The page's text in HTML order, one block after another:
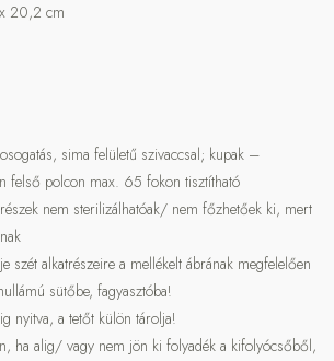
20,2 cm
sima felületű szivaccsal; kupak –
felső polcon max. 65 fokon tisztítható
nem sterilizálhatóak/ nem főzhetőek ki, mert
szét alkatrészeire a mellékelt ábrának megfelelően
sütőbe, fagyasztóba!
nyitva, a tetőt külön tárolja!
ha alig/ vagy nem jön ki folyadék a kifolyócsőből,